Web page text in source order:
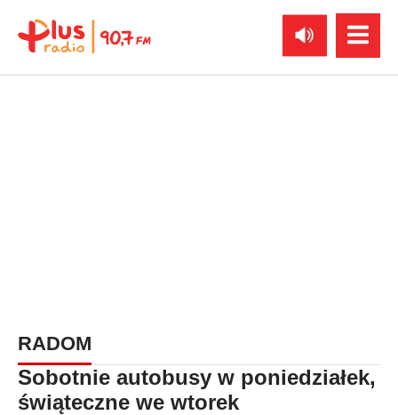
RADOM
Sobotnie autobusy w poniedziałek,
świąteczne we wtorek